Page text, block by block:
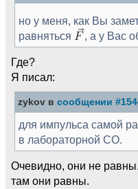
но у меня, как Вы
равняться
, а у Вас
Где?
Я писал:
zykov в сообщении
для импульса самой
в лабораторной СО.
Очевидно, они не
там они равны.